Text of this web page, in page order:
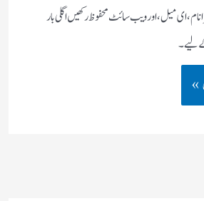
ای میل، اور ویب سائٹ محفوظ رکھیں اگلی بار